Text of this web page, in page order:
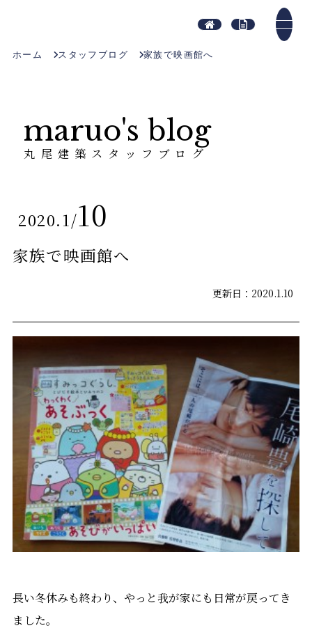
ホーム スタッフブログ 家族で映画館へ
maruo's blog
丸尾建築スタッフブログ
2020.1 /10
家族で映画館へ
更新日：2020.1.10
長い冬休みも終わり、やっと我が家にも日常が戻ってき
ました。